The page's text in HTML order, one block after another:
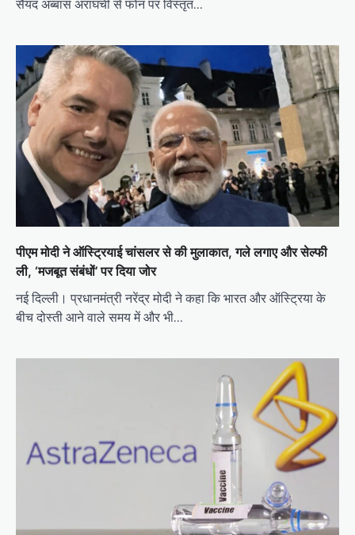
पीएम मोदी ने ऑस्ट्रियाई चांसलर से की मुलाकात, गले लगाए और सेल्फी
ली, ‘मजबूत संबंधों’ पर दिया जोर
नई दिल्ली। प्रधानमंत्री नरेंद्र मोदी ने कहा कि भारत और ऑस्ट्रिया के
बीच दोस्ती आने वाले समय में और भी…